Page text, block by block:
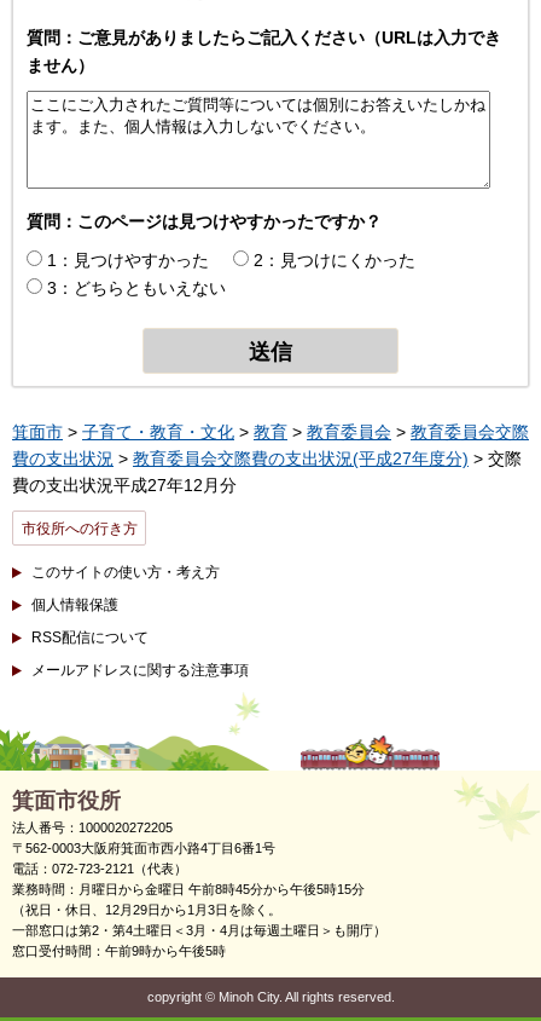
質問：ご意見がありましたらご記入ください（URLは入力でき
ません）
質問：このページは見つけやすかったですか？
1：見つけやすかった
2：見つけにくかった
3：どちらともいえない
箕面市 > 子育て・教育・文化 > 教育 > 教育委員会 > 教育委員会交際
費の支出状況 > 教育委員会交際費の支出状況(平成27年度分) > 交際
費の支出状況平成27年12月分
市役所への行き方
このサイトの使い方・考え方
個人情報保護
RSS配信について
メールアドレスに関する注意事項
箕面市役所
法人番号：1000020272205
〒562-0003大阪府箕面市西小路4丁目6番1号
電話：072-723-2121（代表）
業務時間：月曜日から金曜日 午前8時45分から午後5時15分
（祝日・休日、12月29日から1月3日を除く。
一部窓口は第2・第4土曜日＜3月・4月は毎週土曜日＞も開庁）
窓口受付時間：午前9時から午後5時
copyright ©Minoh City. All rights reserved.